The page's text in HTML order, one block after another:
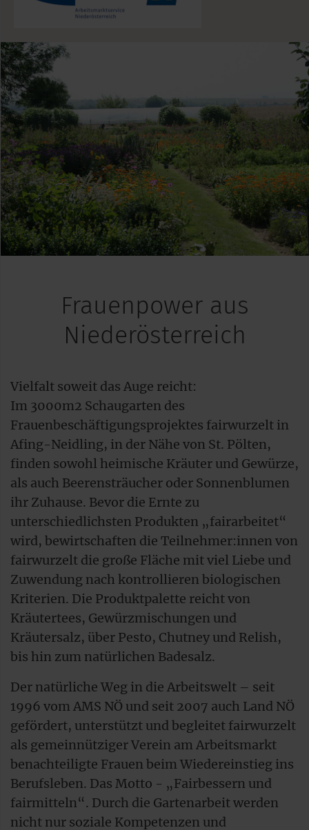
Frauenpower aus
Niederösterreich
Vielfalt soweit das Auge reicht:
Im 3000m2 Schaugarten des
Frauenbeschäftigungsprojektes fairwurzelt in
Afing-Neidling, in der Nähe von St. Pölten,
finden sowohl heimische Kräuter und Gewürze,
als auch Beerensträucher oder Sonnenblumen
ihr Zuhause. Bevor die Ernte zu
unterschiedlichsten Produkten „fairarbeitet“
wird, bewirtschaften die Teilnehmer:innen von
fairwurzelt die große Fläche mit viel Liebe und
Zuwendung nach kontrollieren biologischen
Kriterien. Die Produktpalette reicht von
Kräutertees, Gewürzmischungen und
Kräutersalz, über Pesto, Chutney und Relish,
bis hin zum natürlichen Badesalz.
Der natürliche Weg in die Arbeitswelt – seit
1996 vom AMS NÖ und seit 2007 auch Land NÖ
gefördert, unterstützt und begleitet fairwurzelt
als gemeinnütziger Verein am Arbeitsmarkt
benachteiligte Frauen beim Wiedereinstieg ins
Berufsleben. Das Motto - „Fairbessern und
fairmitteln“. Durch die Gartenarbeit werden
nicht nur soziale Kompetenzen und